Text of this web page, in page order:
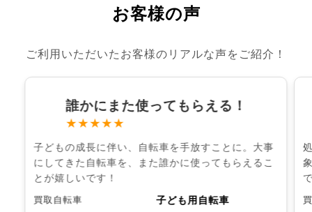
お客様の声
ご利用いただいたお客様のリアルな声をご紹介！
誰かにまた使ってもらえる！
★★★★★
子どもの成長に伴い、自転車を手放すことに。大事
にしてきた自転車を、また誰かに使ってもらえるこ
とが嬉しいです！
買取自転車 子ども用自転車